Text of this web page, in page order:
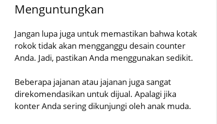
Menguntungkan
Jangan lupa juga untuk memastikan bahwa kotak
rokok tidak akan mengganggu desain counter
Anda. Jadi, pastikan Anda menggunakan sedikit.
Beberapa jajanan atau jajanan juga sangat
direkomendasikan untuk dijual. Apalagi jika
konter Anda sering dikunjungi oleh anak muda.